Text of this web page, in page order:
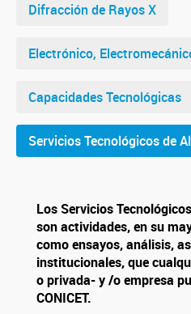
Difracción de Rayos X
Electrónico,
Capacidades Tecnológicas
Servicios Tecnológicos de
Los Servicios
son actividades, en su
como ensayos, análisis,
institucionales, que
o privada- y /o empresa
CONICET.